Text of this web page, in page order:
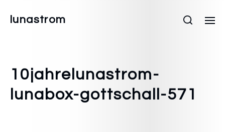
lunastrom
10jahrelunastrom-
lunabox-gottschall-571